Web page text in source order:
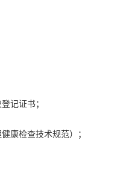
记证书；
检查技术规范）；